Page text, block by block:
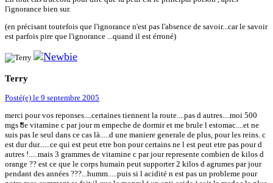
l'ignorance bien sur.
(en précisant toutefois que l'ignorance n'est pas l'absence de savoir...car le savoir
est parfois pire que l'ignorance ...quand il est érroné)
Terry
Posté(e) le 9 septembre 2005
merci pour vos reponses....certaines tiennent la route....pas d autres....moi 500
mgs de vitamine c par jour m empeche de dormir et me brule l estomac....et ne
suis pas le seul dans ce cas là.....d une maniere generale de plus, pour les reins. c
est dur dur......ce qui est peut etre bon pour certains ne l est peut etre pas pour d
autres !.....mais 3 grammes de vitamine c par jour represente combien de kilos d
orange ?? est ce que le corps humain peut supporter 2 kilos d agrumes par jour
pendant des années ???...humm.....puis si l acidité n est pas un probleme pour